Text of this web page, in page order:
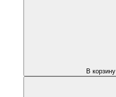
В корзину